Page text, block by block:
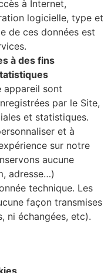
à Internet,
logicielle, type et
de ces données est
à des fins
appareil sont
par le Site,
et statistiques.
et à
sur notre
aucune
adresse…)
technique. Les
façon transmises
ni échangées, etc).